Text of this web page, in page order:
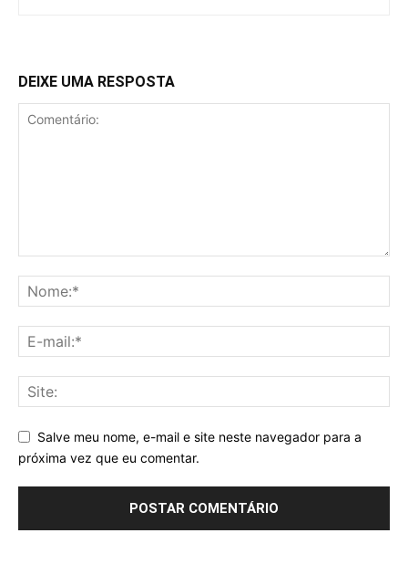
DEIXE UMA RESPOSTA
Salve meu nome, e-mail e site neste navegador para a
próxima vez que eu comentar.